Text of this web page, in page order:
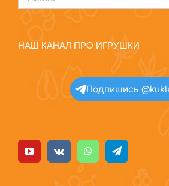
поиска:
НАШ КАНАЛ ПРО ИГРУШКИ
Подпишись